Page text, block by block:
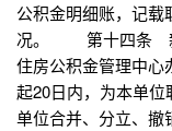
公积金明细账，记
况。 第十四条 新
住房公积金管理中心
起20日内，为本单
单位合并、分立、撤